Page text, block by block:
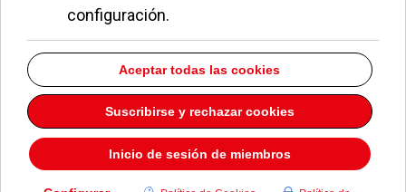
Dirección: C/ Pilar 13
Pozuelo de Alarcón
Madrid
28224
Teléfono:
917991600
Descargar la información como:vCard